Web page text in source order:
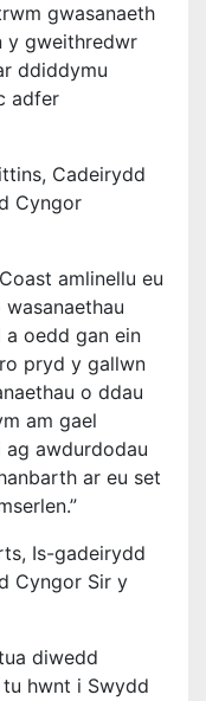
gwasanaeth
y gweithredwr
ddiddymu
adfer
Cadeirydd
Cyngor
amlinellu eu
oedd gan ein
pryd y gallwn
o ddau
am gael
awdurdodau
ar eu set
Is-gadeirydd
Cyngor Sir y
diwedd
hwnt i Swydd